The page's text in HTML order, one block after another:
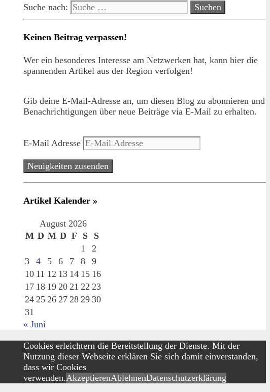
Suche nach:
Keinen Beitrag verpassen!
Wer ein besonderes Interesse am Netzwerken hat, kann hier die
spannenden Artikel aus der Region verfolgen!
Gib deine E-Mail-Adresse an, um diesen Blog zu abonnieren und
Benachrichtigungen über neue Beiträge via E-Mail zu erhalten.
E-Mail Adresse
Neuigkeiten zusenden
Artikel Kalender »
August 2026
M D M D F S
S
1
2
3
4 5 6 7 8
9
10 11 12 13 14 15 16
17 18 19 20 21 22 23
24 25 26 27 28 29 30
31
« Juni
Cookies erleichtern die Bereitstellung der Dienste. Mit der
Nutzung dieser Webseite erklären Sie sich damit einverstanden,
dass wir Cookies
verwenden.AkzeptierenAblehnenDatenschutzerklärung